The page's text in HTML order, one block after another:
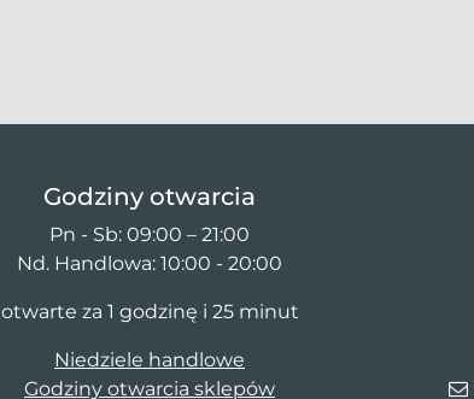
Godziny otwarcia
Pn - Sb: 09:00 – 21:00
Nd. Handlowa: 10:00 - 20:00
otwarte za 1 godzinę i 25 minut
Niedziele handlowe
Godziny otwarcia sklepów